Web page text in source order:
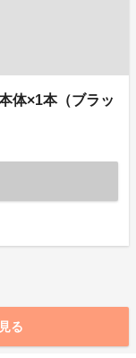
体×1本（ブラッ
る